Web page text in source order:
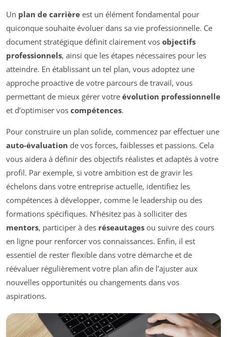
Un plan de carrière est un élément fondamental pour
quiconque souhaite évoluer dans sa vie professionnelle. Ce
document stratégique définit clairement vos objectifs
professionnels, ainsi que les étapes nécessaires pour les
atteindre. En établissant un tel plan, vous adoptez une
approche proactive de votre parcours de travail, vous
permettant de mieux gérer votre évolution professionnelle
et d’optimiser vos compétences.
Pour construire un plan solide, commencez par effectuer une
auto-évaluation de vos forces, faiblesses et passions. Cela
vous aidera à définir des objectifs réalistes et adaptés à votre
profil. Par exemple, si votre ambition est de gravir les
échelons dans votre entreprise actuelle, identifiez les
compétences à développer, comme le leadership ou des
formations spécifiques. N’hésitez pas à solliciter des
mentors, participer à des réseautages ou suivre des cours
en ligne pour renforcer vos connaissances. Enfin, il est
essentiel de rester flexible dans votre démarche et de
réévaluer régulièrement votre plan afin de l’ajuster aux
nouvelles opportunités ou changements dans vos
aspirations.